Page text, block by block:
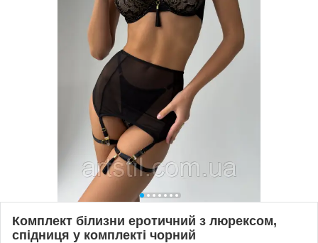
Комплект білизни еротичний з люрексом,
спідниця у комплекті чорний